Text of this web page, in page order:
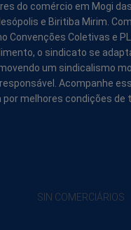
do comércio em Mogi
e Biritiba Mirim.
Convenções Coletivas e
o sindicato se
um sindicalismo
Acompanhe
melhores condições de